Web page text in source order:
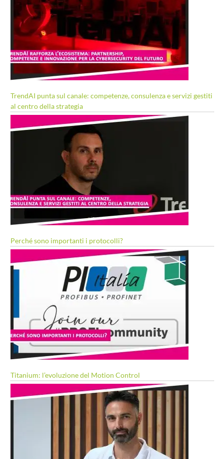
TrendAI punta sul canale: competenze, consulenza e servizi gestiti
al centro della strategia
Perché sono importanti i protocolli?
Titanium: l’evoluzione del Motion Control